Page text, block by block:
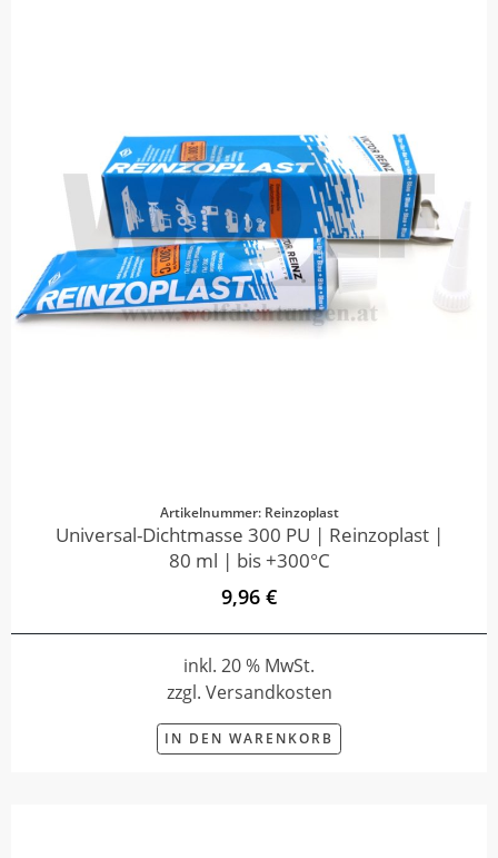
Artikelnummer: Reinzoplast
Universal-Dichtmasse 300 PU | Reinzoplast |
80 ml | bis +300°C
9,96 €
inkl. 20 % MwSt.
zzgl. Versandkosten
IN DEN WARENKORB